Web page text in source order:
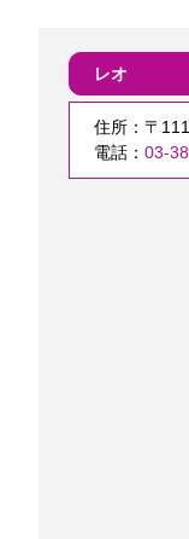
レオ
住所：〒
電話： 03-